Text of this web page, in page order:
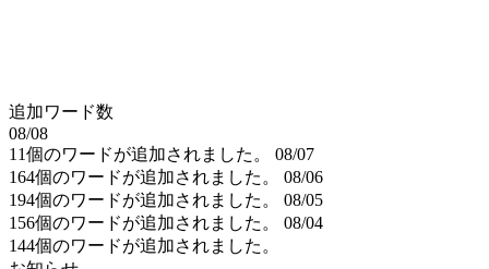
追加ワード数
08/08
11個のワードが追加されました。
08/07
164個のワードが追加されました。
08/06
194個のワードが追加されました。
08/05
156個のワードが追加されました。
08/04
144個のワードが追加されました。